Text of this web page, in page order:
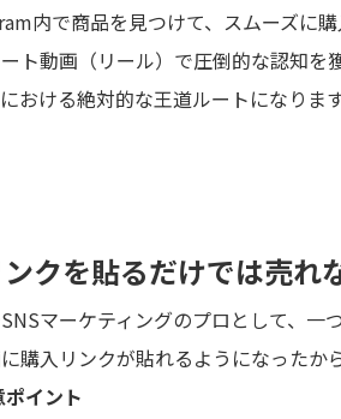
内で商品を見つけて、スムーズに
ート動画（リール）で圧倒的な認知
おける絶対的な王道ルートになります
クを貼るだけでは売れ
マーケティングのプロとして、一
に購入リンクが貼れるようになった
イント